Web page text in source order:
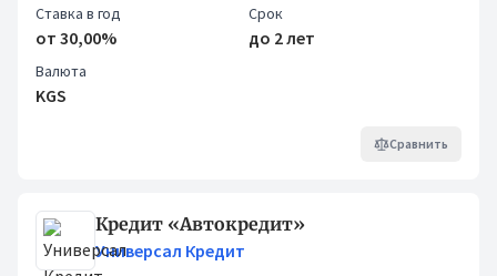
Ставка в год
от 30,00%
Срок
до 2 лет
Валюта
KGS
Сравнить
Кредит «Автокредит»
Универсал Кредит